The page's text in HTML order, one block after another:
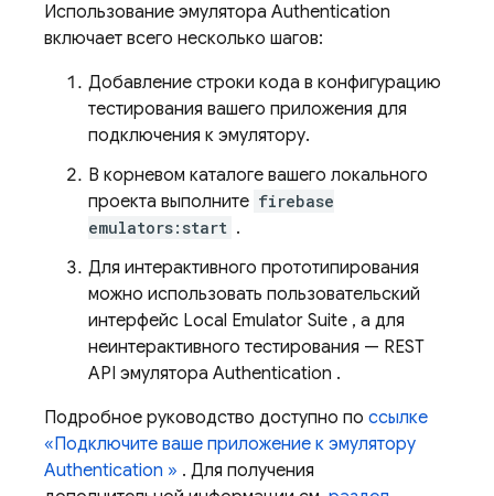
Использование эмулятора Authentication
включает всего несколько шагов:
Добавление строки кода в конфигурацию
тестирования вашего приложения для
подключения к эмулятору.
В корневом каталоге вашего локального
проекта выполните firebase
emulators:start .
Для интерактивного прототипирования
можно использовать пользовательский
интерфейс Local Emulator Suite , а для
неинтерактивного тестирования — REST
API эмулятора Authentication .
Подробное руководство доступно по ссылке
«Подключите ваше приложение к эмулятору
Authentication » . Для получения